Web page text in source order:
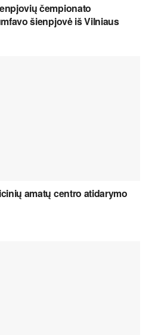
čempionato
šienpjovė iš Vilniaus
amatų centro atidarymo